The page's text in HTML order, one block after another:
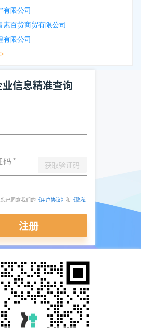
有限公司
百货商贸有限公司
有限公司
信息精准查询
码 * 获取验证码
已同意我们的 《用户协议》 和 《隐私
注册